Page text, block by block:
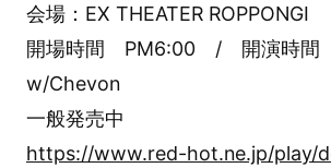
会場：EX THEATER ROPPONGI
開場時間 PM6:00 / 開演時間
w/Chevon
一般発売中
https://www.red-hot.ne.jp/play/